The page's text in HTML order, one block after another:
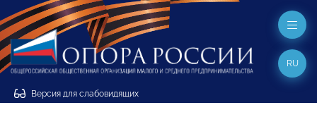
Версия для слабовидящих
RU